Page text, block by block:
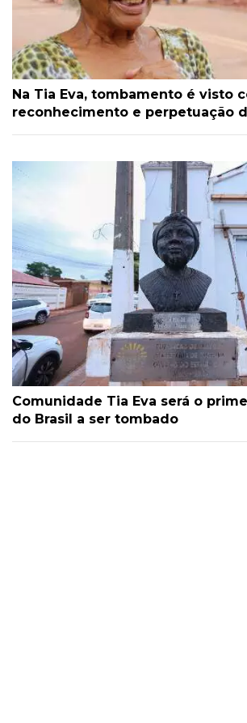
Na Tia Eva, tombamento é visto
reconhecimento e perpetuação
Comunidade Tia Eva será o
do Brasil a ser tombado